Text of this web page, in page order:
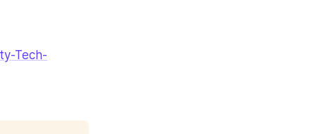
Tech-